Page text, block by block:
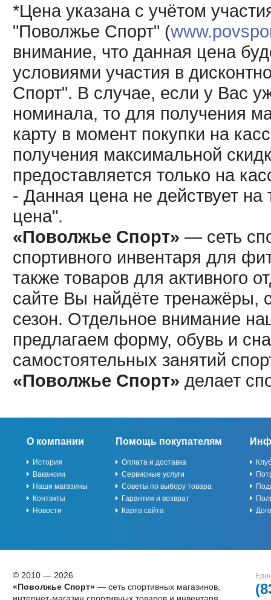
*Цена указана с учётом
"Поволжье Спорт" (
внимание, что данная цена
условиями участия в
Спорт". В случае, если у Вас
номинала, то для получения
карту в момент покупки на
получения максимальной
предоставляется только на
- Данная цена не действует
цена".
«Поволжье Спорт» — сеть
спортивного инвентаря для
также товаров для активного
сайте Вы найдёте тренажёры,
сезон. Отдельное внимание
предлагаем форму, обувь и
самостоятельных занятий
«Поволжье Спорт» делает
О компании
История
Вакансии
Наши магазины
Контакты
Новости
Помощь покупателям
Оплата и доставка
Сервисные услуги
Советы по выбору товара
Гарантия и возврат
Карта сайта
© 2010 — 2026
«Поволжье Спорт»— сеть спортивных магазинов,